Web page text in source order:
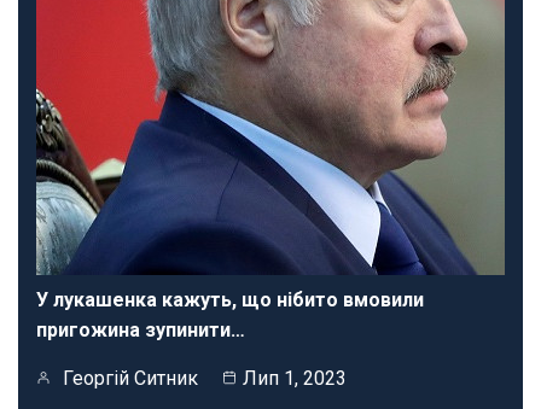
У лукашенка кажуть, що нібито вмовили
пригожина зупинити…
Георгій Ситник Лип 1, 2023